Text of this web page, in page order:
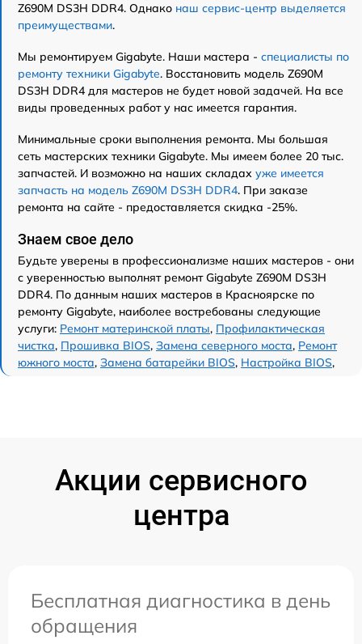
Z690M DS3H DDR4. Однако наш сервис-центр выделяется
преимуществами.
Мы ремонтируем Gigabyte. Наши мастера - специалисты по
ремонту техники Gigabyte. Восстановить модель Z690M
DS3H DDR4 для мастеров не будет новой задачей. На все
виды проведенных работ у нас имеется гарантия.
Минимальные сроки выполнения ремонта. Мы большая
сеть мастерских техники Gigabyte. Мы имеем более 20 тыс.
запчастей. И возможно на наших складах уже имеется
запчасть на модель Z690M DS3H DDR4. При заказе
ремонта на сайте - предоставляется скидка -25%.
Знаем свое дело
Будьте уверены в профессионализме наших мастеров - они
с уверенностью выполнят ремонт Gigabyte Z690M DS3H
DDR4. По данным наших мастеров в Красноярске по
ремонту Gigabyte, наиболее востребованы следующие
услуги: Ремонт материнской платы, Профилактическая
чистка, Прошивка BIOS, Замена северного моста, Ремонт
южного моста, Замена батарейки BIOS, Настройка BIOS,
Акции сервисного
центра
Бесплатная диагностика в день
обращения